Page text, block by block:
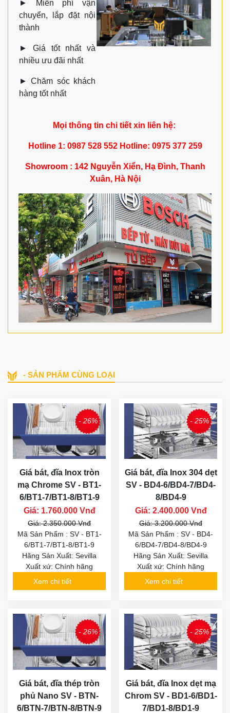
►
Miễn phí vận
chuyển, lắp đặt nội
thành
► Giá tốt nhất và
nhiều ưu đãi nhất
►Chăm sóc khách
hàng tốt nhất
Mọi thông tin chi tiết xin liên hệ:
Hotline 1: 0987 528 552 Hotline: 0975 377 259
Showroom : 142 Nguyễn Xiển, Hạ Đình, Thanh
Xuân, Hà Nội
- SẢN PHẨM CÙNG LOẠI
- 26%
Giá bát, đĩa Inox tròn
mạ Chrome SV - BT1-
6/BT1-7/BT1-8/BT1-9
Giá: 1.760.000 Vnđ
Giá: 2.350.000 Vnđ
Mã Sản Phẩm : SV - BT1-
6/BT1-7/BT1-8/BT1-9
Hãng Sản Xuất: Sevilla
Xuất xứ: Chính hãng
Xem chi tiết
- 25%
Giá bát, đĩa Inox 304 dẹt
SV - BD4-6/BD4-7/BD4-
8/BD4-9
Giá: 2.400.000 Vnđ
Giá: 3.200.000 Vnđ
Mã Sản Phẩm : SV - BD4-
6/BD4-7/BD4-8/BD4-9
Hãng Sản Xuất: Sevilla
Xuất xứ: Chính hãng
Xem chi tiết
- 26%
Giá bát, đĩa thép tròn
phủ Nano SV - BTN-
6/BTN-7/BTN-8/BTN-9
- 25%
Giá bát, đĩa Inox dẹt mạ
Chrom SV - BD1-6/BD1-
7/BD1-8/BD1-9